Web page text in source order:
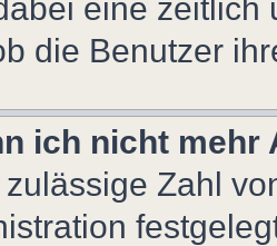
eine zeitlich
die Benutzer
ich nicht
Zahl